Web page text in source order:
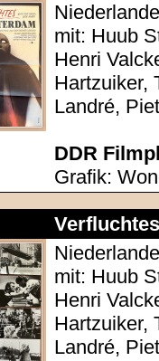
mit: Huub
Henri
Hartzuiker,
Landré,
DDR
Grafik:
mit: Huub
Henri
Hartzuiker,
Landré,